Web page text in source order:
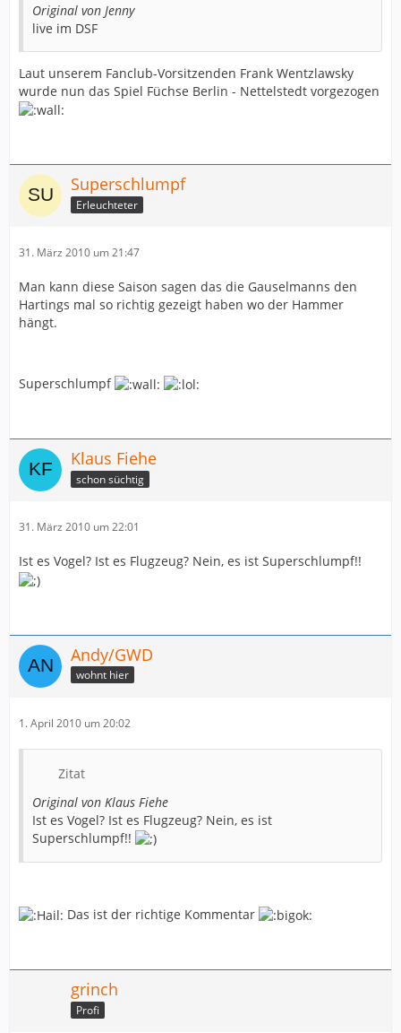
Original von Jenny
live im DSF
Laut unserem Fanclub-Vorsitzenden Frank Wentzlawsky
wurde nun das Spiel Füchse Berlin - Nettelstedt vorgezogen
Superschlumpf
Erleuchteter
31. März 2010 um 21:47
Man kann diese Saison sagen das die Gauselmanns den
Hartings mal so richtig gezeigt haben wo der Hammer
hängt.
Superschlumpf
Klaus Fiehe
schon süchtig
31. März 2010 um 22:01
Ist es Vogel? Ist es Flugzeug? Nein, es ist Superschlumpf!!
Andy/GWD
wohnt hier
1. April 2010 um 20:02
Zitat
Original von Klaus Fiehe
Ist es Vogel? Ist es Flugzeug? Nein, es ist
Superschlumpf!!
Das ist der richtige Kommentar
grinch
Profi